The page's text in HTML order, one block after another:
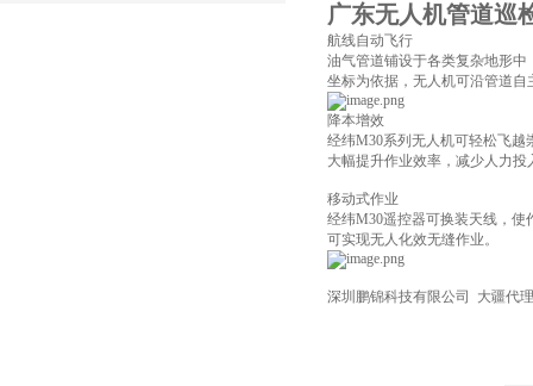
广东无人机管道巡
航线自动飞行
油气管道铺设于各类复杂地形
坐标为依据，无人机可沿管道
降本增效
经纬M30系列无人机可轻松飞
大幅提升作业效率，减少人力投
移动式作业
经纬M30遥控器可换装天线，
可实现无人化效无缝作业。
深圳鹏锦科技有限公司 大疆代